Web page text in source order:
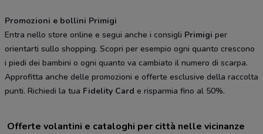
Promozioni e bollini Primigi
Entra nello store online e segui anche i consigli Primigi per
orientarti sullo shopping. Scopri per esempio ogni quanto crescono
i piedi dei bambini o ogni quanto va cambiato il numero di scarpa.
Approfitta anche delle promozioni e offerte esclusive della raccolta
punti. Richiedi la tua Fidelity Card e risparmia fino al 50%.
Offerte volantini e cataloghi per città nelle vicinanze